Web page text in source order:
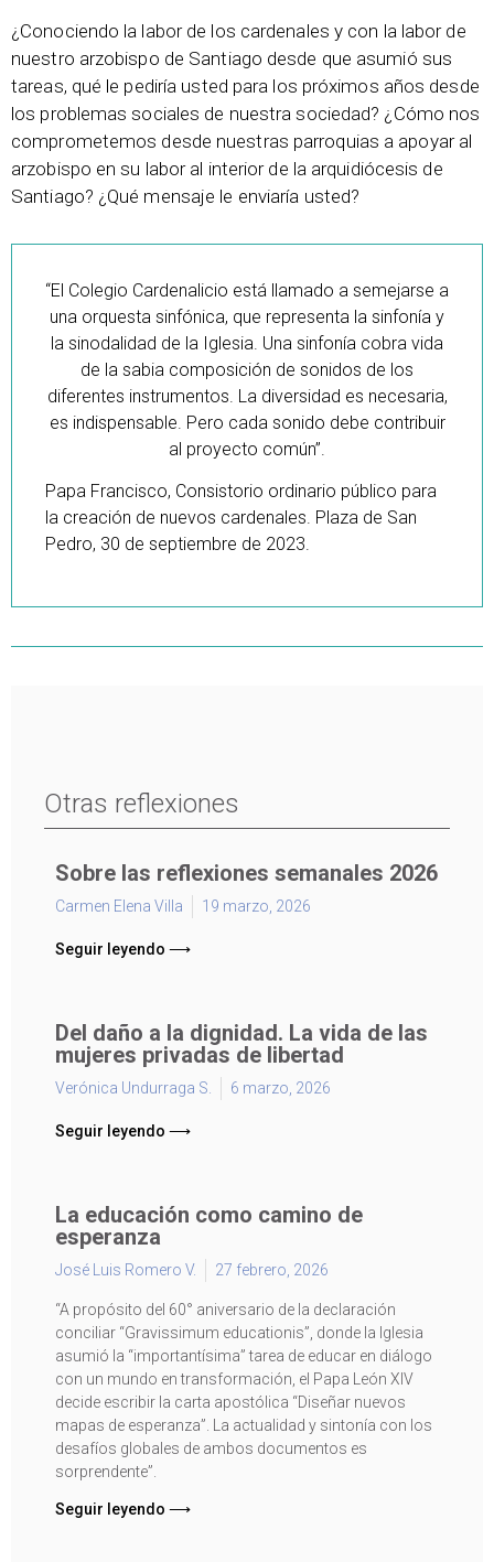
Otras reflexiones
Sobre las reflexiones semanales 2026
Carmen Elena Villa 19 marzo, 2026
Seguir leyendo ⟶
Del daño a la dignidad. La vida de las
mujeres privadas de libertad
Verónica Undurraga S. 6 marzo, 2026
Seguir leyendo ⟶
La educación como camino de
esperanza
José Luis Romero V. 27 febrero, 2026
“A propósito del 60° aniversario de la declaración
conciliar “Gravissimum educationis”, donde la Iglesia
asumió la “importantísima” tarea de educar en diálogo
con un mundo en transformación, el Papa León XIV
decide escribir la carta apostólica “Diseñar nuevos
mapas de esperanza”. La actualidad y sintonía con los
desafíos globales de ambos documentos es
sorprendente”.
Seguir leyendo ⟶
¿Conociendo la labor de los cardenales y con la labor de
nuestro arzobispo de Santiago desde que asumió sus
tareas, qué le pediría usted para los próximos años desde
los problemas sociales de nuestra sociedad? ¿Cómo nos
comprometemos desde nuestras parroquias a apoyar al
arzobispo en su labor al interior de la arquidiócesis de
Santiago? ¿Qué mensaje le enviaría usted?
“El Colegio Cardenalicio está llamado a semejarse a
una orquesta sinfónica, que representa la sinfonía y
la sinodalidad de la Iglesia. Una sinfonía cobra vida
de la sabia composición de sonidos de los
diferentes instrumentos. La diversidad es necesaria,
es indispensable. Pero cada sonido debe contribuir
al proyecto común”.
Papa Francisco, Consistorio ordinario público para
la creación de nuevos cardenales. Plaza de San
Pedro, 30 de septiembre de 2023.